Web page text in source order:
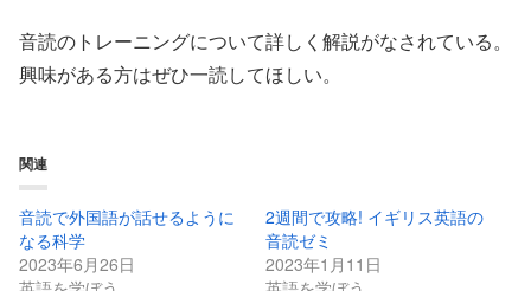
音読のトレーニングについて詳しく解説がなされている。
興味がある方はぜひ一読してほしい。
関連
音読で外国語が話せるように
なる科学
2023年6月26日
2週間で攻略! イギリス英語の
音読ゼミ
2023年1月11日